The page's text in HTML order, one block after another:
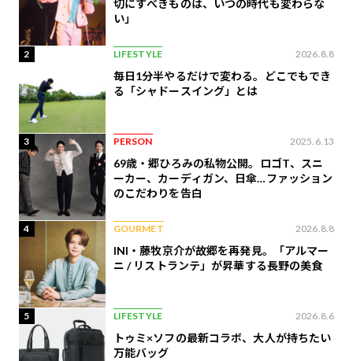
切にすべきものは、いつの時代も変わらな
い」
2 LIFESTYLE 2026.8.8
毎日1分半やるだけで変わる。どこでもでき
る「シャドースイング」とは
3 PERSON 2025.6.13
69歳・郷ひろみの私物公開。ロゴT、スニ
ーカー、カーディガン、日傘…ファッション
のこだわりを告白
4 GOURMET 2026.8.8
INI・藤牧京介が故郷を再発見。「アルマー
ニ / リストランテ」が昇華する長野の美食
5 LIFESTYLE 2026.8.6
トゥミ×ソフの最新コラボ、大人が持ちたい
万能バッグ